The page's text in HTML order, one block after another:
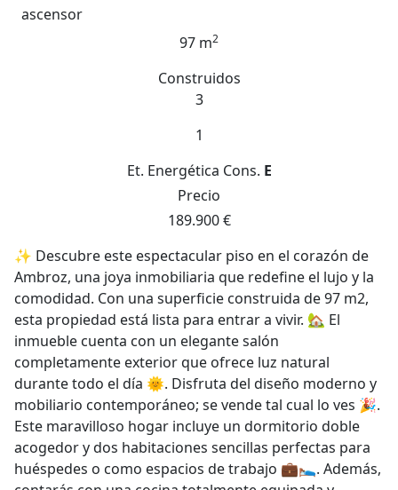
ascensor
97 m2
Construidos
3
1
Et. Energética Cons. E
Precio
189.900 €
✨ Descubre este espectacular piso en el corazón de
Ambroz, una joya inmobiliaria que redefine el lujo y la
comodidad. Con una superficie construida de 97 m2,
esta propiedad está lista para entrar a vivir. 🏡 El
inmueble cuenta con un elegante salón
completamente exterior que ofrece luz natural
durante todo el día 🌞. Disfruta del diseño moderno y
mobiliario contemporáneo; se vende tal cual lo ves 🎉.
Este maravilloso hogar incluye un dormitorio doble
acogedor y dos habitaciones sencillas perfectas para
huéspedes o como espacios de trabajo 💼🛌. Además,